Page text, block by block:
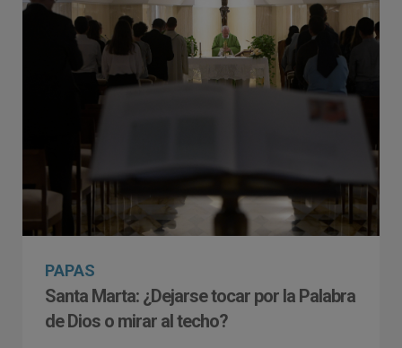
PAPAS
Santa Marta: ¿Dejarse tocar por la Palabra
de Dios o mirar al techo?